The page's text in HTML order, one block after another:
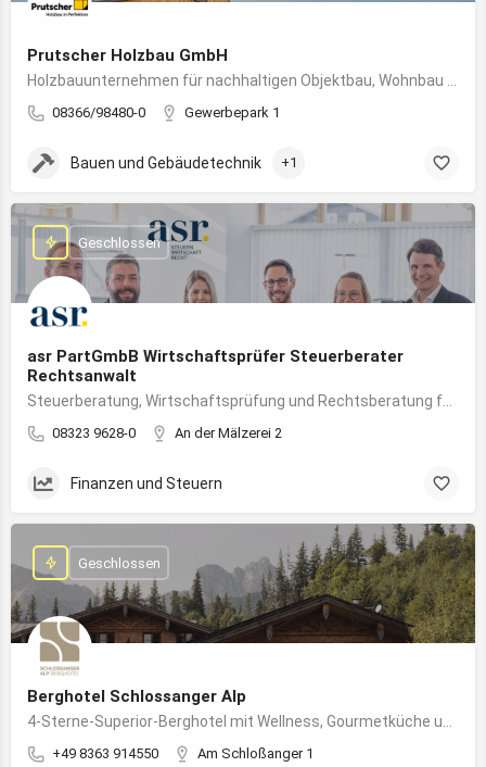
Prutscher Holzbau GmbH
08366/98480-0 Gewerbepark 1
Bauen und Gebäudetechnik +1
asr PartGmbB Wirtschaftsprüfer Steuerberater
Rechtsanwalt
08323 9628-0 An der Mälzerei 2
Geschlossen
Finanzen und Steuern
Berghotel Schlossanger Alp
+49 8363 914550 Am Schloßanger 1
Geschlossen